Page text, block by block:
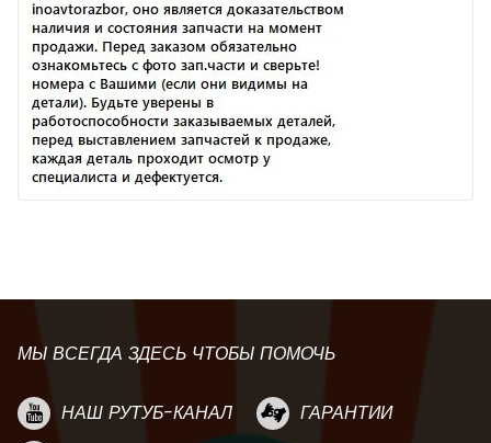
МЫ ВСЕГДА ЗДЕСЬ ЧТОБЫ ПОМОЧЬ
НАШ РУТУБ-КАНАЛ
ГАРАНТИИ